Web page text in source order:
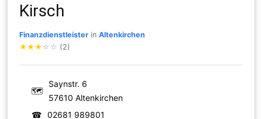
Kirsch
Finanzdienstleister inAltenkirchen
★★★ ☆ ☆ (2)
🗺
Saynstr. 6
57610 Altenkirchen
☎
02681 989801